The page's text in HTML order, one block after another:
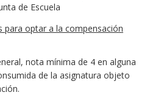
de Escuela
para optar a la compensación
nota mínima de 4 en alguna
de la asignatura objeto